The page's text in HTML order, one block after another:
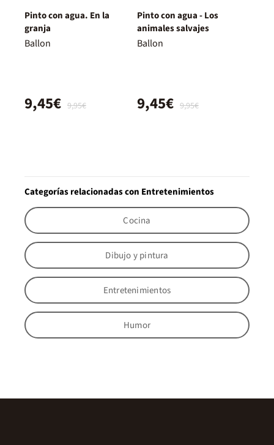
Pinto con agua. En la
granja
Ballon
9,95€
9,45€
Pinto con agua - Los
animales salvajes
Ballon
9,95€
9,45€
Categorías relacionadas con Entretenimientos
Cocina
Dibujo y pintura
Entretenimientos
Humor